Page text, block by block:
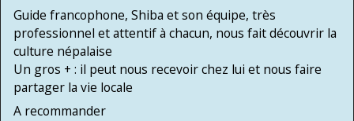
Guide francophone, Shiba et son équipe, très
professionnel et attentif à chacun, nous fait découvrir la
culture népalaise
Un gros + : il peut nous recevoir chez lui et nous faire
partager la vie locale
A recommander